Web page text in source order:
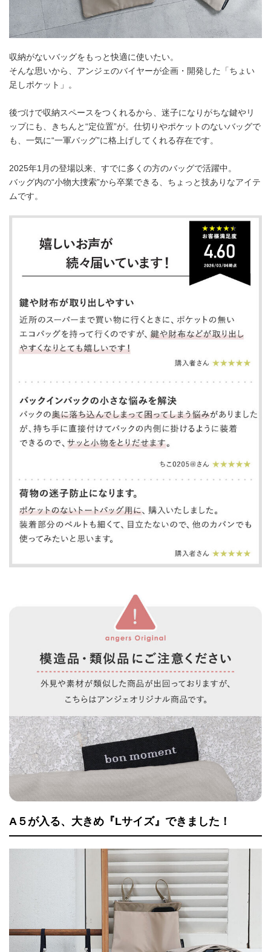
収納がないバッグをもっと快適に使いたい。
そんな思いから、アンジェのバイヤーが企画・開発した「ちょい
足しポケット」。
後づけで収納スペースをつくれるから、迷子になりがちな鍵やリ
ップにも、きちんと“定位置”が。仕切りやポケットのないバッグで
も、一気に“一軍バッグ”に格上げしてくれる存在です。
2025年1月の登場以来、すでに多くの方のバッグで活躍中。
バッグ内の“小物大捜索”から卒業できる、ちょっと技ありなアイテ
ムです。
A５が入る、大きめ『Lサイズ』できました！